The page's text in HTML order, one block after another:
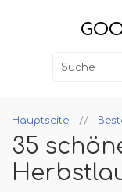
Hauptseite
35